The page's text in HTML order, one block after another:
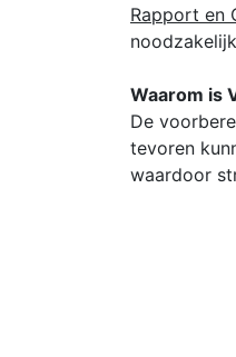
Rapport en
Waarom is
De
tevoren
waardoor